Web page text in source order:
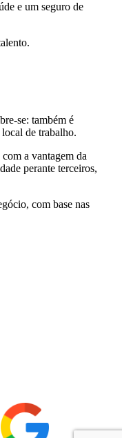
e um seguro de
se: também é
local de trabalho.
a vantagem da
perante terceiros,
com base nas